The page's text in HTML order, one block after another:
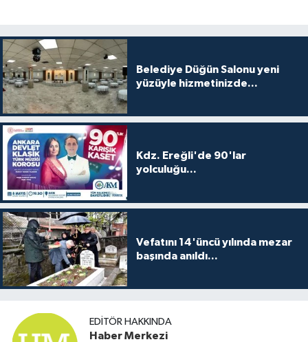
Belediye Düğün Salonu yeni
yüzüyle hizmetinizde...
Kdz. Ereğli'de 90'lar
yolculuğu...
Vefatını 14'üncü yılında mezar
başında anıldı...
EDITÖR HAKKINDA
Haber Merkezi